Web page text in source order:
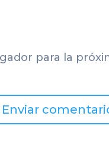
para la